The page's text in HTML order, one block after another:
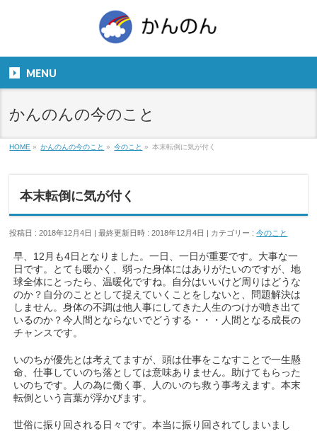
９：００～１８：００
MENU
かんのんの今のこと
HOME » かんのんの今のこと » 今のこと » 本末転倒に気が付く
本末転倒に気が付く
投稿日 : 2018年12月4日 最終更新日時 : 2018年12月4日 カテゴリー :今のこと
早、12月も4日となりました。一日、一日が重要です。大事な一
日です。とても暖かく、弱った身体にはありがたいのですが、地
球全体にとったら、温暖化ですね。自分はいいけど周りはどうな
のか？自分のこととして捉えていくことをしないと、問題解決は
しません。身体の不調は他人事にしてきた人生のつけが噴き出て
いるのか？今人間とならないでどうする・・・人間となる成長の
チャンスです。
いのちが優先とは考えてますが、頭は仕事をこなすことで一生懸
命、仕事していのち落としては意味ありません。助けてもらった
いのちです。人の為に働く事、人のいのち救う事考えます。本末
転倒という言葉が浮かびます。
世俗に振り回される日々です。本当に振り回されてしまいまし